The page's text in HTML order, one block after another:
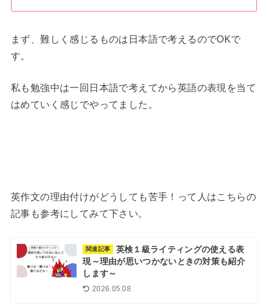
まず、難しく感じるものは日本語で考えるのでOKで
す。
私も勉強中は一回日本語で考えてから英語の表現を当て
はめていく感じでやってました。
英作文の理由付けがどうしても苦手！って人はこちらの
記事も参考にしてみて下さい。
関連記事
英検１級ライティングの使える表
現～理由が思いつかないときの対策も紹介
します～
2026.05.08